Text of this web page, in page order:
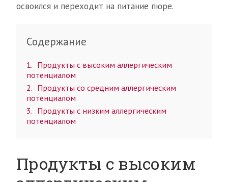
освоился и переходит на питание пюре.
Содержание
1
Продукты с высоким аллергическим
потенциалом
2
Продукты со средним аллергическим
потенциалом
3
Продукты с низким аллергическим
потенциалом
Продукты с высоким